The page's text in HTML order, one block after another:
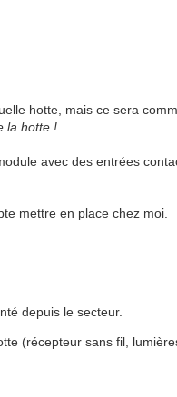
hotte, mais ce sera
la hotte !
avec des entrées
mettre en place chez moi.
depuis le secteur.
(récepteur sans fil,